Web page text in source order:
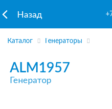
Назад
Каталог Генераторы
ALM1957
Генератор